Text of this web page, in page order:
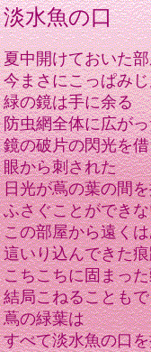
淡水魚の口
夏中開けておいた
今まさにこっぱみ
緑の鏡は手に余る
防虫網全体に広が
鏡の破片の閃光を
眼から刺された
日光が蔦の葉の間
ふさぐことができ
この部屋から遠く
這いり込んできた
こちこちに固まっ
結局こねることも
蔦の緑葉は
すべて淡水魚の口